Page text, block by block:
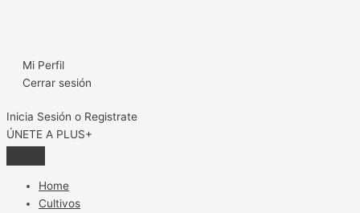
Mi Perfil
Cerrar sesión
Inicia Sesión o Registrate
ÚNETE A PLUS+
Home
Cultivos